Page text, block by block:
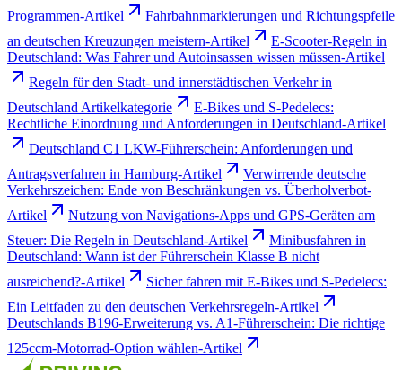
Programmen-Artikel
Fahrbahnmarkierungen und Richtungspfeile
an deutschen Kreuzungen meistern-Artikel
E-Scooter-Regeln in
Deutschland: Was Fahrer und Autoinsassen wissen müssen-Artikel
Regeln für den Stadt- und innerstädtischen Verkehr in
Deutschland Artikelkategorie
E-Bikes und S-Pedelecs:
Rechtliche Einordnung und Anforderungen in Deutschland-Artikel
Deutschland C1 LKW-Führerschein: Anforderungen und
Antragsverfahren in Hamburg-Artikel
Verwirrende deutsche
Verkehrszeichen: Ende von Beschränkungen vs. Überholverbot-
Artikel
Nutzung von Navigations-Apps und GPS-Geräten am
Steuer: Die Regeln in Deutschland-Artikel
Minibusfahren in
Deutschland: Wann ist der Führerschein Klasse B nicht
ausreichend?-Artikel
Sicher fahren mit E-Bikes und S-Pedelecs:
Ein Leitfaden zu den deutschen Verkehrsregeln-Artikel
Deutschlands B196-Erweiterung vs. A1-Führerschein: Die richtige
125ccm-Motorrad-Option wählen-Artikel